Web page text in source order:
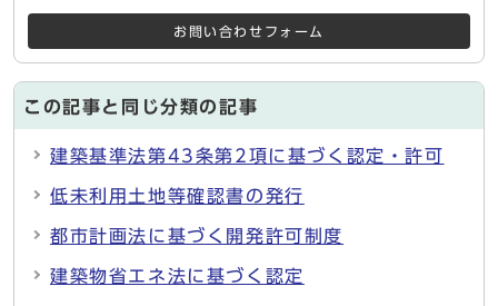
お問い合わせフォーム
この記事と同じ分類の記事
建築基準法第43条第2項に基づく認定・許可
低未利用土地等確認書の発行
都市計画法に基づく開発許可制度
建築物省エネ法に基づく認定